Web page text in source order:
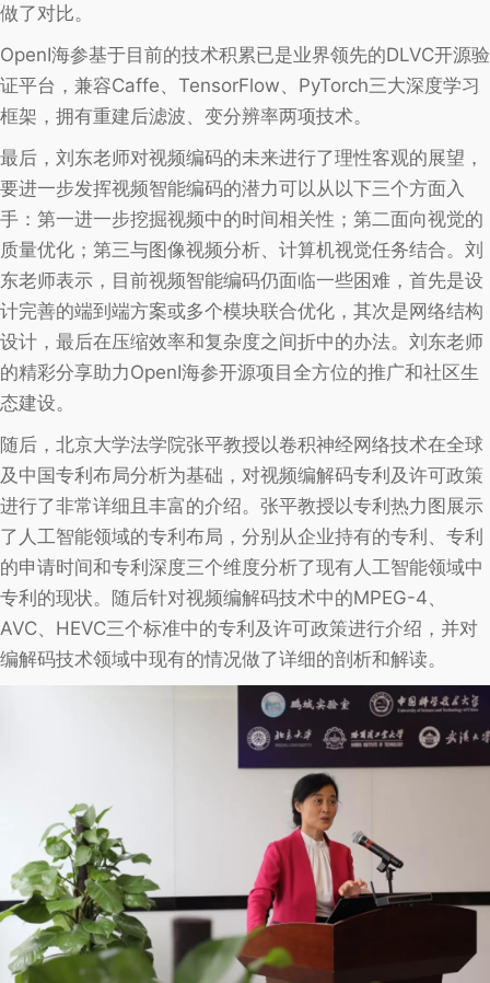
做了对比。
OpenI海参基于目前的技术积累已是业界领先的DLVC开源验
证平台，兼容Caffe、TensorFlow、PyTorch三大深度学习
框架，拥有重建后滤波、变分辨率两项技术。
最后，刘东老师对视频编码的未来进行了理性客观的展望，
要进一步发挥视频智能编码的潜力可以从以下三个方面入
手：第一进一步挖掘视频中的时间相关性；第二面向视觉的
质量优化；第三与图像视频分析、计算机视觉任务结合。刘
东老师表示，目前视频智能编码仍面临一些困难，首先是设
计完善的端到端方案或多个模块联合优化，其次是网络结构
设计，最后在压缩效率和复杂度之间折中的办法。刘东老师
的精彩分享助力OpenI海参开源项目全方位的推广和社区生
态建设。
随后，北京大学法学院张平教授以卷积神经网络技术在全球
及中国专利布局分析为基础，对视频编解码专利及许可政策
进行了非常详细且丰富的介绍。张平教授以专利热力图展示
了人工智能领域的专利布局，分别从企业持有的专利、专利
的申请时间和专利深度三个维度分析了现有人工智能领域中
专利的现状。随后针对视频编解码技术中的MPEG-4、
AVC、HEVC三个标准中的专利及许可政策进行介绍，并对
编解码技术领域中现有的情况做了详细的剖析和解读。